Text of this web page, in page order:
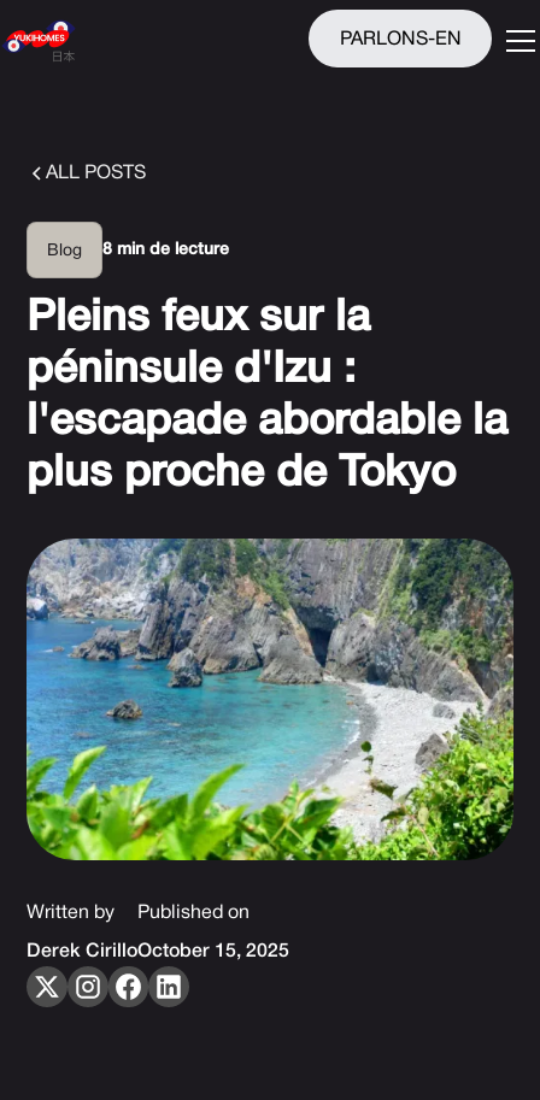
PARLONS-EN
ALL POSTS
Blog 8 min de lecture
Pleins feux sur la
péninsule d'Izu :
l'escapade abordable la
plus proche de Tokyo
Written by
Derek Cirillo
Published on
October 15, 2025